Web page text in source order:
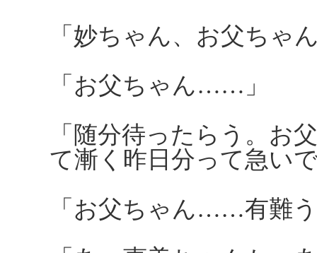
「妙ちゃん、お父ちゃ
「お父ちゃん……」
「随分待ったらう。お
て漸く昨日分って急い
「お父ちゃん……有難